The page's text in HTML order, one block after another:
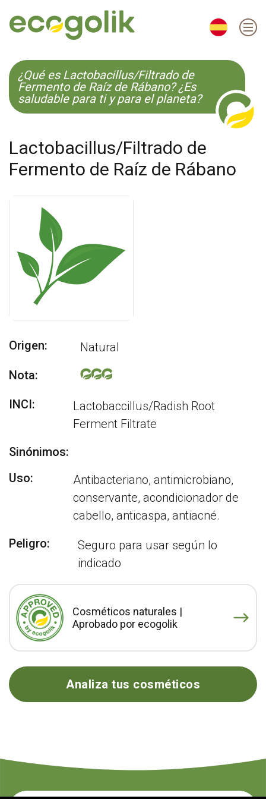
EN ES CS KO
¿Qué es Lactobacillus/Filtrado de
Fermento de Raíz de Rábano? ¿Es
saludable para ti y para el planeta?
Lactobacillus/Filtrado de
Fermento de Raíz de Rábano
Origen:
Natural
Nota:
INCI:
Lactobaccillus/Radish Root
Ferment Filtrate
Sinónimos:
Uso:
Antibacteriano, antimicrobiano,
conservante, acondicionador de
cabello, anticaspa, antiacné.
Peligro:
Seguro para usar según lo
indicado
Cosméticos naturales |
Aprobado por ecogolik
Analiza tus cosméticos